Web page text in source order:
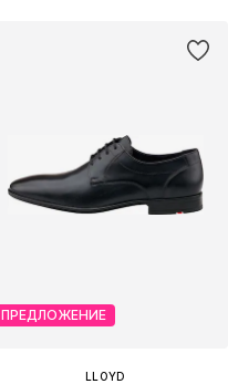
ПРЕДЛОЖЕНИЕ
LLOYD